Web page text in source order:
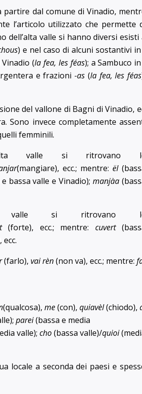
dal comune di Vinadio,
l’articolo utilizzato che permette
dell’alta valle si hanno diversi esisti
) e nel caso di alcuni sostantivi in
(la fea, les féas); a Sambuco
e frazioni-as (la fea, les féas
del vallone di Bagni di Vinadio,
Sono invece completamente
femminili.
valle si ritrovano
(mangiare), ecc.; mentre: ël
bassa valle e Vinadio);manjàa
si ritrovano
(forte), ecc.; mentre: cuvert
(farlo), vai rèn(non va), ecc.; mentre:
(qualcosa), me(con), quiavèl(chiodo),
parei(bassa e media
valle); cho(bassa valle)/quioi
locale a seconda dei paesi e